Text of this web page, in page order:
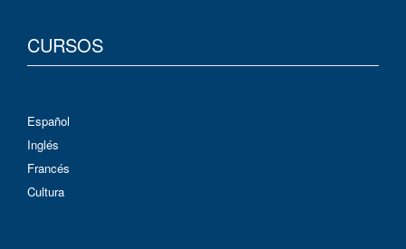
CURSOS
Español
Inglés
Francés
Cultura